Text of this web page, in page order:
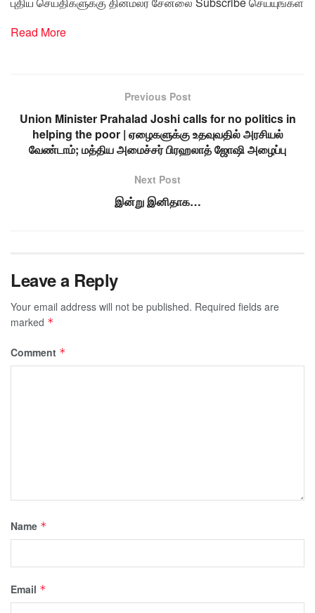
Read More
Previous Post
Union Minister Prahalad Joshi calls for no politics in
helping the poor | ஏழைகளுக்கு உதவுவதில் அரசியல்
வேண்டாம்; மத்திய அமைச்சர் பிரஹலாத் ஜோஷி அழைப்பு
Next Post
இன்று இனிதாக…
Leave a Reply
Your email address will not be published. Required fields are
marked *
Comment *
Name *
Email *